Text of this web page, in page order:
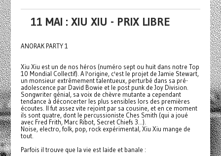
11 MAI : XIU XIU - PRIX LIBRE
ANORAK PARTY 1
Xiu Xiu est un de nos héros (numéro sept ou huit dans notre Top
10 Mondial Collectif). A l'origine, c'est le projet de Jamie Stewart,
un monsieur extrêmement talentueux, perturbé dans sa pré-
adolescence par David Bowie et le post punk de Joy Division.
Songwriter génial, sa voix de chèvre mutante a cependant
tendance à déconcerter les plus sensibles lors des premières
écoutes. Il fut assez vite rejoint par sa cousine, et en ce moment
ils sont quatre, dont le percussioniste Ches Smith (qui a joué
avec Fred Frith, Marc Ribot, Secret Chiefs 3...).
Noise, electro, folk, pop, rock expérimental, Xiu Xiu mange de
tout.
Parfois il trouve que la vie est laide et banale :